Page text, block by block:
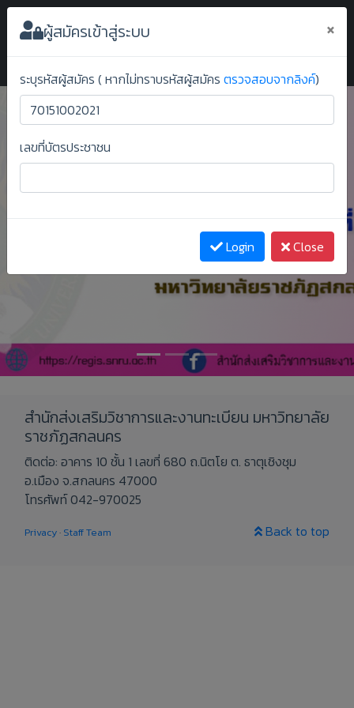
ระบบยืนยันสิทธิ์ออนไลน์ ม.ราชภัฏสกลนคร
ผู้สมัครเข้าสู่ระบบ ×
ระบุรหัสผู้สมัคร ( หากไม่ทราบรหัสผู้สมัคร ตรวจสอบจากลิงค์)
เลขที่บัตรประชาชน
Login Close Next
สำนักส่งเสริมวิชาการและงานทะเบียน มหาวิทยาลัย
ราชภัฏสกลนคร
ติดต่อ: อาคาร 10 ชั้น 1 เลขที่ 680 ถ.นิตโย ต. ธาตุเชิงชุม
อ.เมือง จ.สกลนคร 47000
โทรศัพท์ 042-970025
Back to top
Privacy· Staff Team